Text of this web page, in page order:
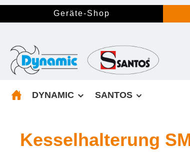
Zur Hauptnavigation springen
Geräte-Shop
DYNAMIC SANTOS
Kesselhalterung